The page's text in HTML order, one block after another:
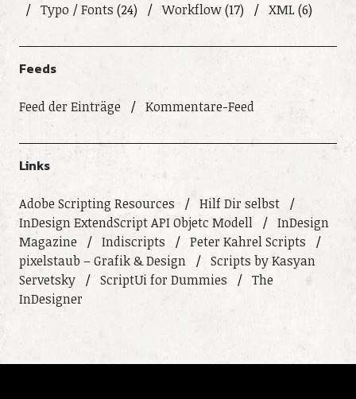
Typo / Fonts (24) Workflow(17) XML(6)
Feeds
Feed der Einträge Kommentare-Feed
Links
Adobe Scripting Resources
Hilf Dir selbst
InDesign ExtendScript API Objetc Modell
InDesign
Magazine
Indiscripts
Peter Kahrel Scripts
pixelstaub – Grafik & Design
Scripts by Kasyan
Servetsky
ScriptUi for Dummies
The
InDesigner